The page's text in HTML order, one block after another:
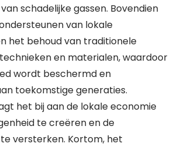
schadelijke gassen. Bovendien
van lokale
het behoud van traditionele
en materialen, waardoor
wordt beschermd en
toekomstige generaties.
het bij aan de lokale economie
te creëren en de
versterken. Kortom, het